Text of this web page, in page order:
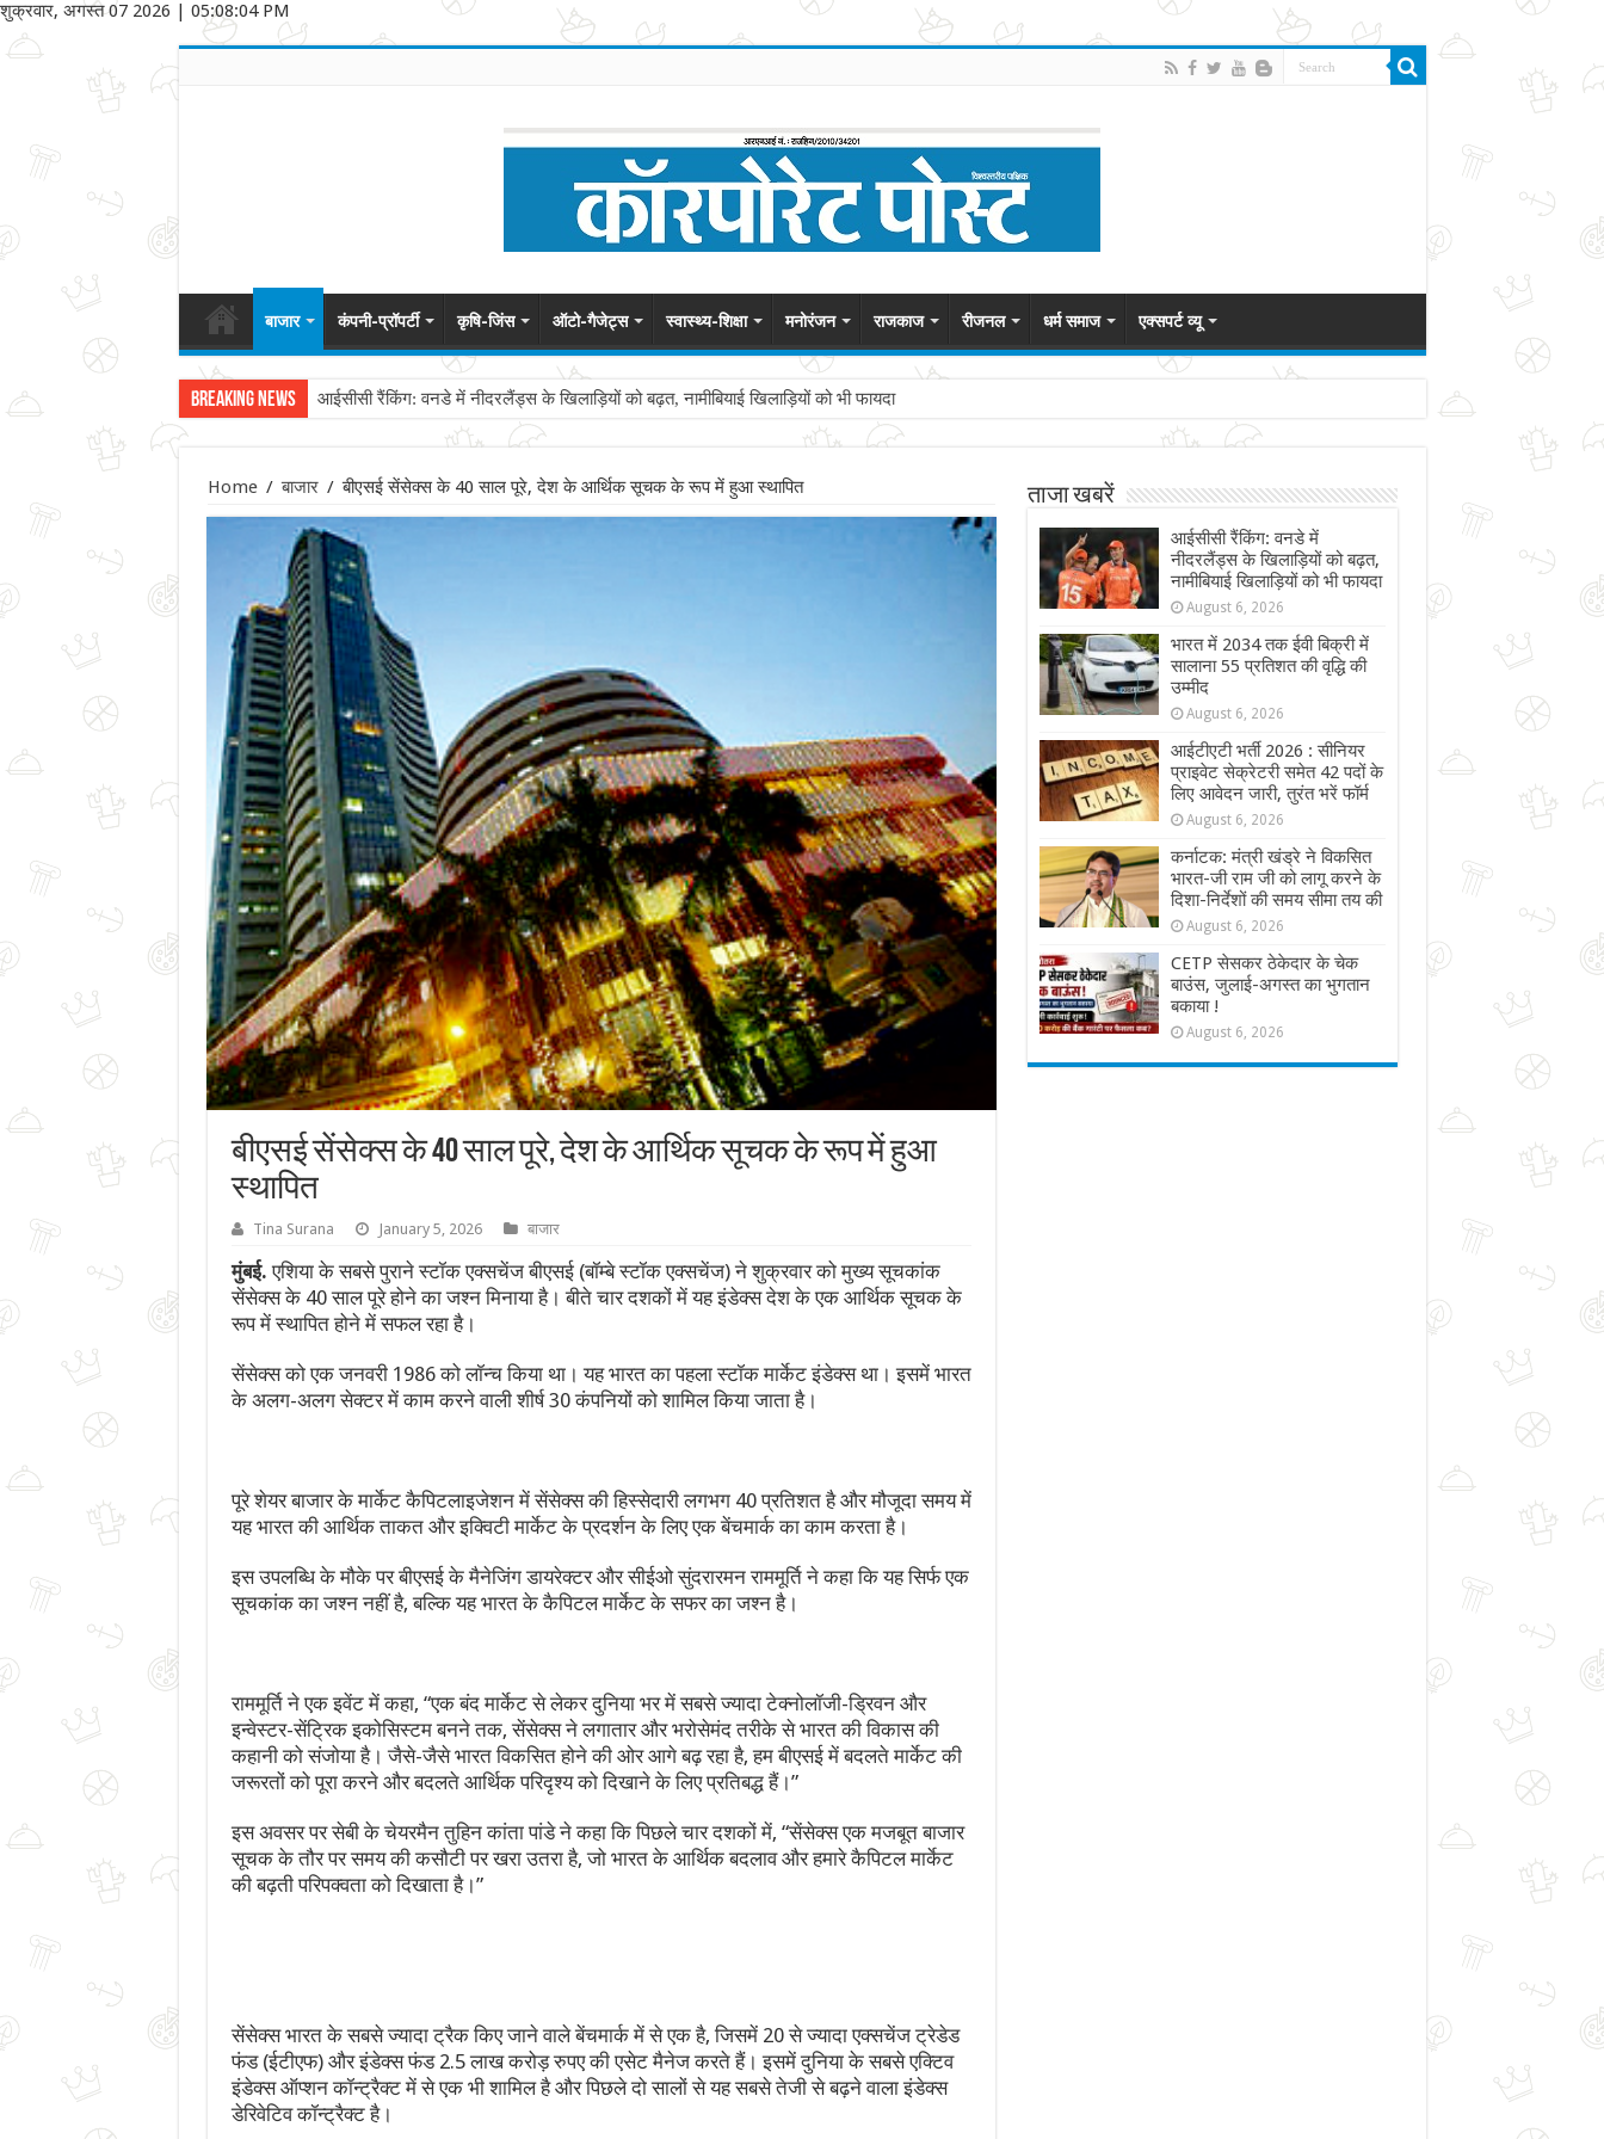
शुक्रवार, अगस्त 07 2026 | 05:08:04 PM
बाजार कंपनी-प्रॉपर्टी कृषि-जिंस ऑटो-गैजेट्स स्वास्थ्य-शिक्षा मनोरंजन राजकाज रीजनल धर्म समाज एक्सपर्ट व्यू
Breaking News आईसीसी रैंकिंग: वनडे में नीदरलैंड्स के खिलाड़ियों को बढ़त, नामीबियाई खिलाड़ियों को भी फायदा
Home / बाजार / बीएसई सेंसेक्स के 40 साल पूरे, देश के आर्थिक सूचक के रूप में हुआ स्थापित
बीएसई सेंसेक्स के 40 साल पूरे, देश के आर्थिक सूचक के रूप में हुआ
स्थापित
Tina Surana January 5, 2026 बाजार
मुंबई. एशिया के सबसे पुराने स्टॉक एक्सचेंज बीएसई (बॉम्बे स्टॉक एक्सचेंज) ने शुक्रवार को मुख्य सूचकांक
सेंसेक्स के 40 साल पूरे होने का जश्न मिनाया है। बीते चार दशकों में यह इंडेक्स देश के एक आर्थिक सूचक के
रूप में स्थापित होने में सफल रहा है।
सेंसेक्स को एक जनवरी 1986 को लॉन्च किया था। यह भारत का पहला स्टॉक मार्केट इंडेक्स था। इसमें भारत
के अलग-अलग सेक्टर में काम करने वाली शीर्ष 30 कंपनियों को शामिल किया जाता है।
पूरे शेयर बाजार के मार्केट कैपिटलाइजेशन में सेंसेक्स की हिस्सेदारी लगभग 40 प्रतिशत है और मौजूदा समय में
यह भारत की आर्थिक ताकत और इक्विटी मार्केट के प्रदर्शन के लिए एक बेंचमार्क का काम करता है।
इस उपलब्धि के मौके पर बीएसई के मैनेजिंग डायरेक्टर और सीईओ सुंदरारमन राममूर्ति ने कहा कि यह सिर्फ एक
सूचकांक का जश्न नहीं है, बल्कि यह भारत के कैपिटल मार्केट के सफर का जश्न है।
राममूर्ति ने एक इवेंट में कहा, “एक बंद मार्केट से लेकर दुनिया भर में सबसे ज्यादा टेक्नोलॉजी-ड्रिवन और
इन्वेस्टर-सेंट्रिक इकोसिस्टम बनने तक, सेंसेक्स ने लगातार और भरोसेमंद तरीके से भारत की विकास की
कहानी को संजोया है। जैसे-जैसे भारत विकसित होने की ओर आगे बढ़ रहा है, हम बीएसई में बदलते मार्केट की
जरूरतों को पूरा करने और बदलते आर्थिक परिदृश्य को दिखाने के लिए प्रतिबद्ध हैं।”
इस अवसर पर सेबी के चेयरमैन तुहिन कांता पांडे ने कहा कि पिछले चार दशकों में, “सेंसेक्स एक मजबूत बाजार
सूचक के तौर पर समय की कसौटी पर खरा उतरा है, जो भारत के आर्थिक बदलाव और हमारे कैपिटल मार्केट
की बढ़ती परिपक्वता को दिखाता है।”
सेंसेक्स भारत के सबसे ज्यादा ट्रैक किए जाने वाले बेंचमार्क में से एक है, जिसमें 20 से ज्यादा एक्सचेंज ट्रेडेड
फंड (ईटीएफ) और इंडेक्स फंड 2.5 लाख करोड़ रुपए की एसेट मैनेज करते हैं। इसमें दुनिया के सबसे एक्टिव
इंडेक्स ऑप्शन कॉन्ट्रैक्ट में से एक भी शामिल है और पिछले दो सालों से यह सबसे तेजी से बढ़ने वाला इंडेक्स
डेरिवेटिव कॉन्ट्रैक्ट है।
ताजा खबरें
आईसीसी रैंकिंग: वनडे में
नीदरलैंड्स के खिलाड़ियों को बढ़त,
नामीबियाई खिलाड़ियों को भी फायदा
August 6, 2026
भारत में 2034 तक ईवी बिक्री में
सालाना 55 प्रतिशत की वृद्धि की
उम्मीद
August 6, 2026
आईटीएटी भर्ती 2026 : सीनियर
प्राइवेट सेक्रेटरी समेत 42 पदों के
लिए आवेदन जारी, तुरंत भरें फॉर्म
August 6, 2026
कर्नाटक: मंत्री खंड्रे ने विकसित
भारत-जी राम जी को लागू करने के
दिशा-निर्देशों की समय सीमा तय की
August 6, 2026
CETP सेसकर ठेकेदार के चेक
बाउंस, जुलाई-अगस्त का भुगतान
बकाया !
August 6, 2026